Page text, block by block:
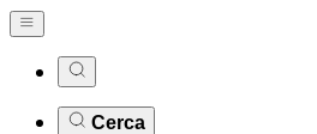
Cerca